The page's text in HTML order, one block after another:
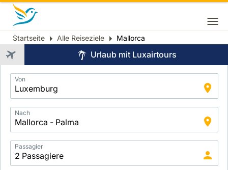
Breadcrumb
Startseite Alle Reiseziele Mallorca
Urlaub mit Luxairtours
Application
Intelligent
Package
Search
Von
Nach
Passagier